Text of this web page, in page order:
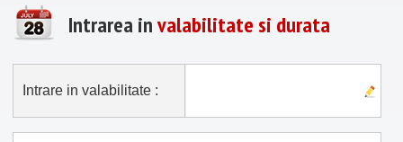
Intrarea invalabilitate si durata
Intrare in valabilitate :